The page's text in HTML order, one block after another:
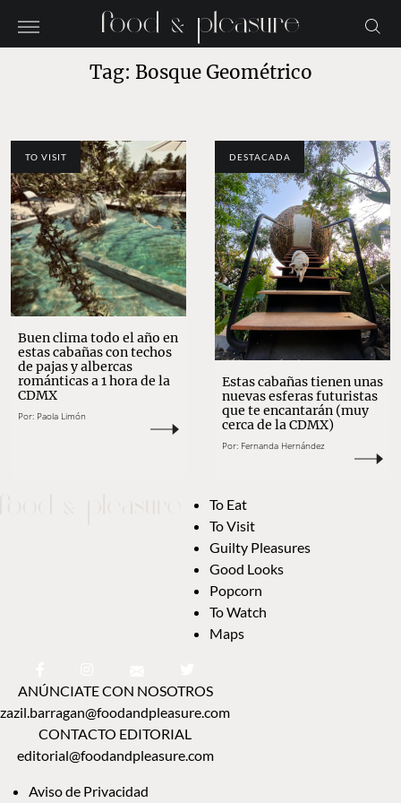
Tag: Bosque Geométrico
TO VISIT
Buen clima todo el año en
estas cabañas con techos
de pajas y albercas
románticas a 1 hora de la
CDMX
Por: Paola Limón
DESTACADA
Estas cabañas tienen unas
nuevas esferas futuristas
que te encantarán (muy
cerca de la CDMX)
Por: Fernanda Hernández
To Eat
To Visit
Guilty Pleasures
Good Looks
Popcorn
To Watch
Maps
ANÚNCIATE CON NOSOTROS
zazil.barragan@foodandpleasure.com
CONTACTO EDITORIAL
editorial@foodandpleasure.com
Aviso de Privacidad